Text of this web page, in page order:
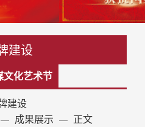
建设
文化艺术节
建设
成果展示 正文